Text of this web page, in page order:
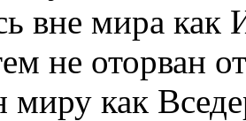
вне мира
не оторван
миру как